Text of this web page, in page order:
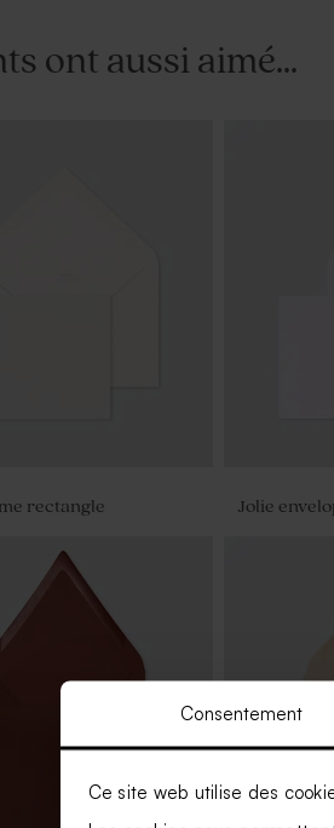
Consentement
Ce site web utilise des
ont aussi aimé...
rectangle Jolie